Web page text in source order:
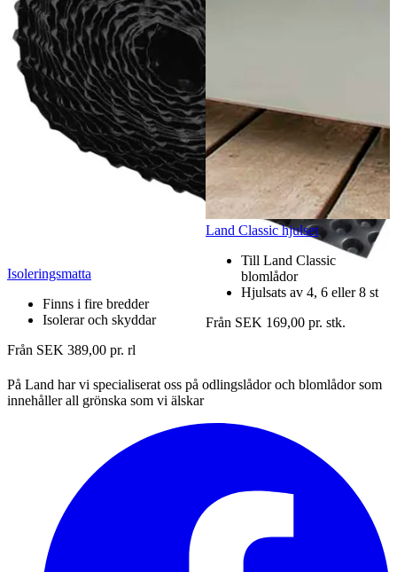
Isoleringsmatta
Finns i fire bredder
Isolerar och skyddar
Från SEK 389,00 pr. rl
Land Classic hjulset
Till Land Classic
blomlådor
Hjulsats av 4, 6 eller 8 st
Från SEK 169,00 pr. stk.
På Land har vi specialiserat oss på odlingslådor och blomlådor som
innehåller all grönska som vi älskar